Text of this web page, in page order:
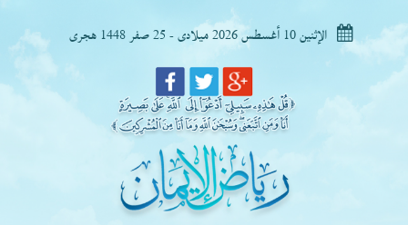
الإثنين 10 أغسطس 2026 ميلادى - 25 صفر 1448 هجرى